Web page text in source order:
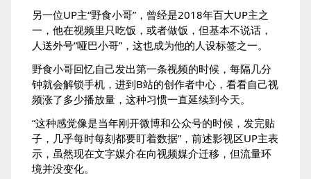
另一位UP主“野食小哥”，曾经是2018年百大UP主之
一，他在视频里只吃饭，或者做饭，但基本不说话，
人送外号“哑巴小哥”，这也成为他的人设标签之一。
野食小哥回忆自己发出第一条视频的时候，每隔几分
钟就会解锁手机，进到B站的创作者中心，看看自己视
频涨了多少播放量，这种习惯一直延续到今天。
“这种感觉像是当年刚开微博和公众号的时候，发完贴
子，几乎每时每刻都要盯着数据”，前述影视区UP主表
示，虽然现在文字媒介在向视频媒介迁移，但流量环
境并没变化。